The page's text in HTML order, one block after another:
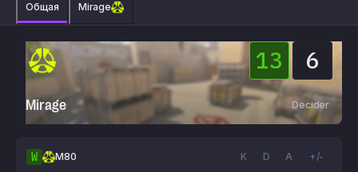
Общая Mirage
13 : 6
Mirage Decider
W M80 K D A +/-